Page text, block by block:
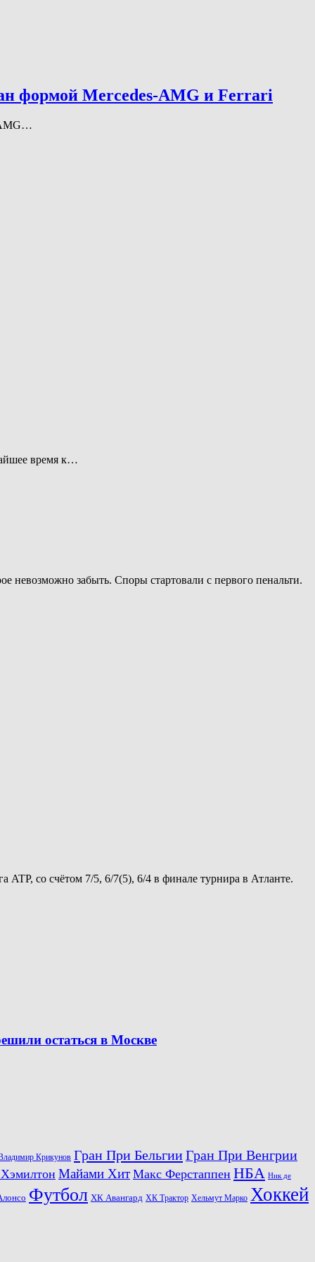
формой Mercedes-AMG и Ferrari
время к…
невозможно забыть. Споры стартовали с первого пенальти.
со счётом 7/5, 6/7(5), 6/4 в финале турнира в Атланте.
остаться в Москве
Крикунов Гран При БельгииГран При Венгрии
Майами Хит Макс Ферстаппен НБА Ник де
Футбол ХК Авангард ХК Трактор Хельмут Марко Хоккей